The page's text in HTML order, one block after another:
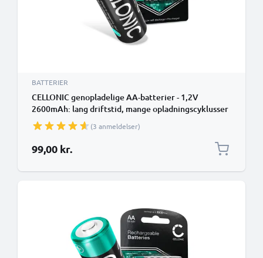
BATTERIER
CELLONIC genopladelige AA-batterier - 1,2V
2600mAh: lang driftstid, mange opladningscyklusser
f. XBox Controller Kamera Cykellygter Telefon GPS
Navigation Radios - Genopladeligt batteri:
Genopladeligt NiMH-batteri AA Mignon R6 LR6
genopladeligt batteri
(3 anmeldelser)
99,00 kr.